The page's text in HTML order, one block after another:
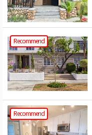
Recommend
Recommend